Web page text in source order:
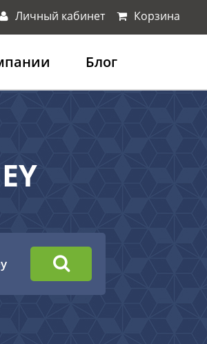
Личный кабинет Корзина
Блог